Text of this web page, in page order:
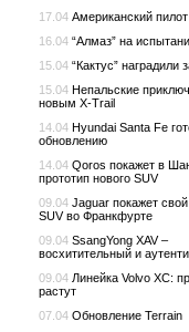
17.04 Американский пилот
16.04 “Алмаз” на
15.04 “Кактус” наградили
15.04 Непальские
новым X-Trail
14.04 Hyundai Santa Fe
обновлению
14.04 Qoros покажет в
прототип нового SUV
09.04 Jaguar покажет
SUV во Франкфурте
09.04 SsangYong XAV –
восхитительный и
09.04 Линейка Volvo XC:
растут
07.04 Обновление Terrain